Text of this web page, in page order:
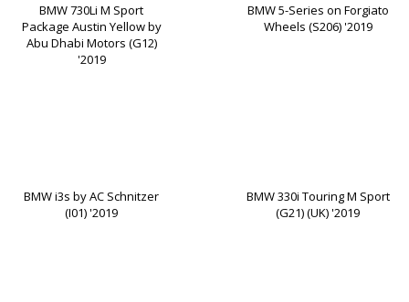
BMW 730Li M Sport
Package Austin Yellow by
Abu Dhabi Motors (G12)
'2019
BMW 5-Series on Forgiato
Wheels (S206) '2019
BMW i3s by AC Schnitzer
(I01) '2019
BMW 330i Touring M Sport
(G21) (UK) '2019